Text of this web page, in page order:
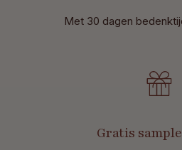
Met 30 dagen
Gratis